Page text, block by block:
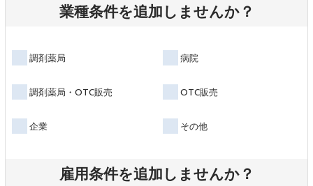
業種条件を追加しませんか？
調剤薬局 病院
調剤薬局・OTC販売 OTC販売
企業 その他
雇用条件を追加しませんか？